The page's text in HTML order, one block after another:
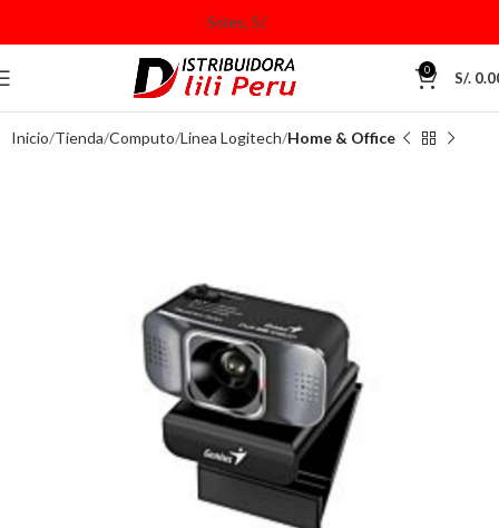
0 S/.
Inicio Tienda Computo Linea Logitech Home & Office